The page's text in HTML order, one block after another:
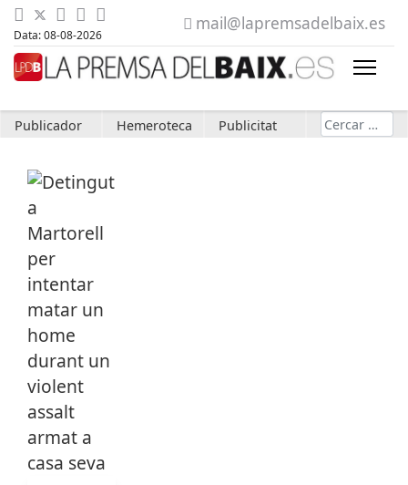
Data: 08-08-2026
mail@lapremsadelbaix.es
Publicador Hemeroteca Publicitat Cerca